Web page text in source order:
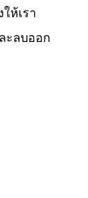
ห้เรา
ะลบออก